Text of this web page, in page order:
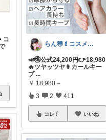
コ
らん🉐💄コスメ&ファッション👗✨
📣🉐公式24,200円👉18,980
🔥ツヤッツヤ👩カールキー
プ ...
￥ 18,980～
3 2 411
コレ いいね